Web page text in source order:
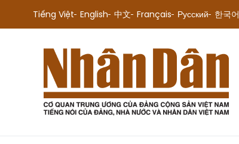
Tiếng Việt English 中文 Français Русский 한국어